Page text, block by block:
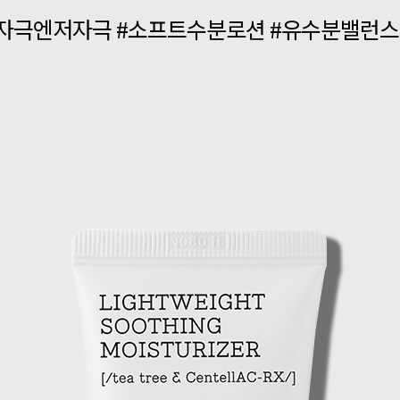
극엔저자극 #소프트수분로션 #유수분밸런